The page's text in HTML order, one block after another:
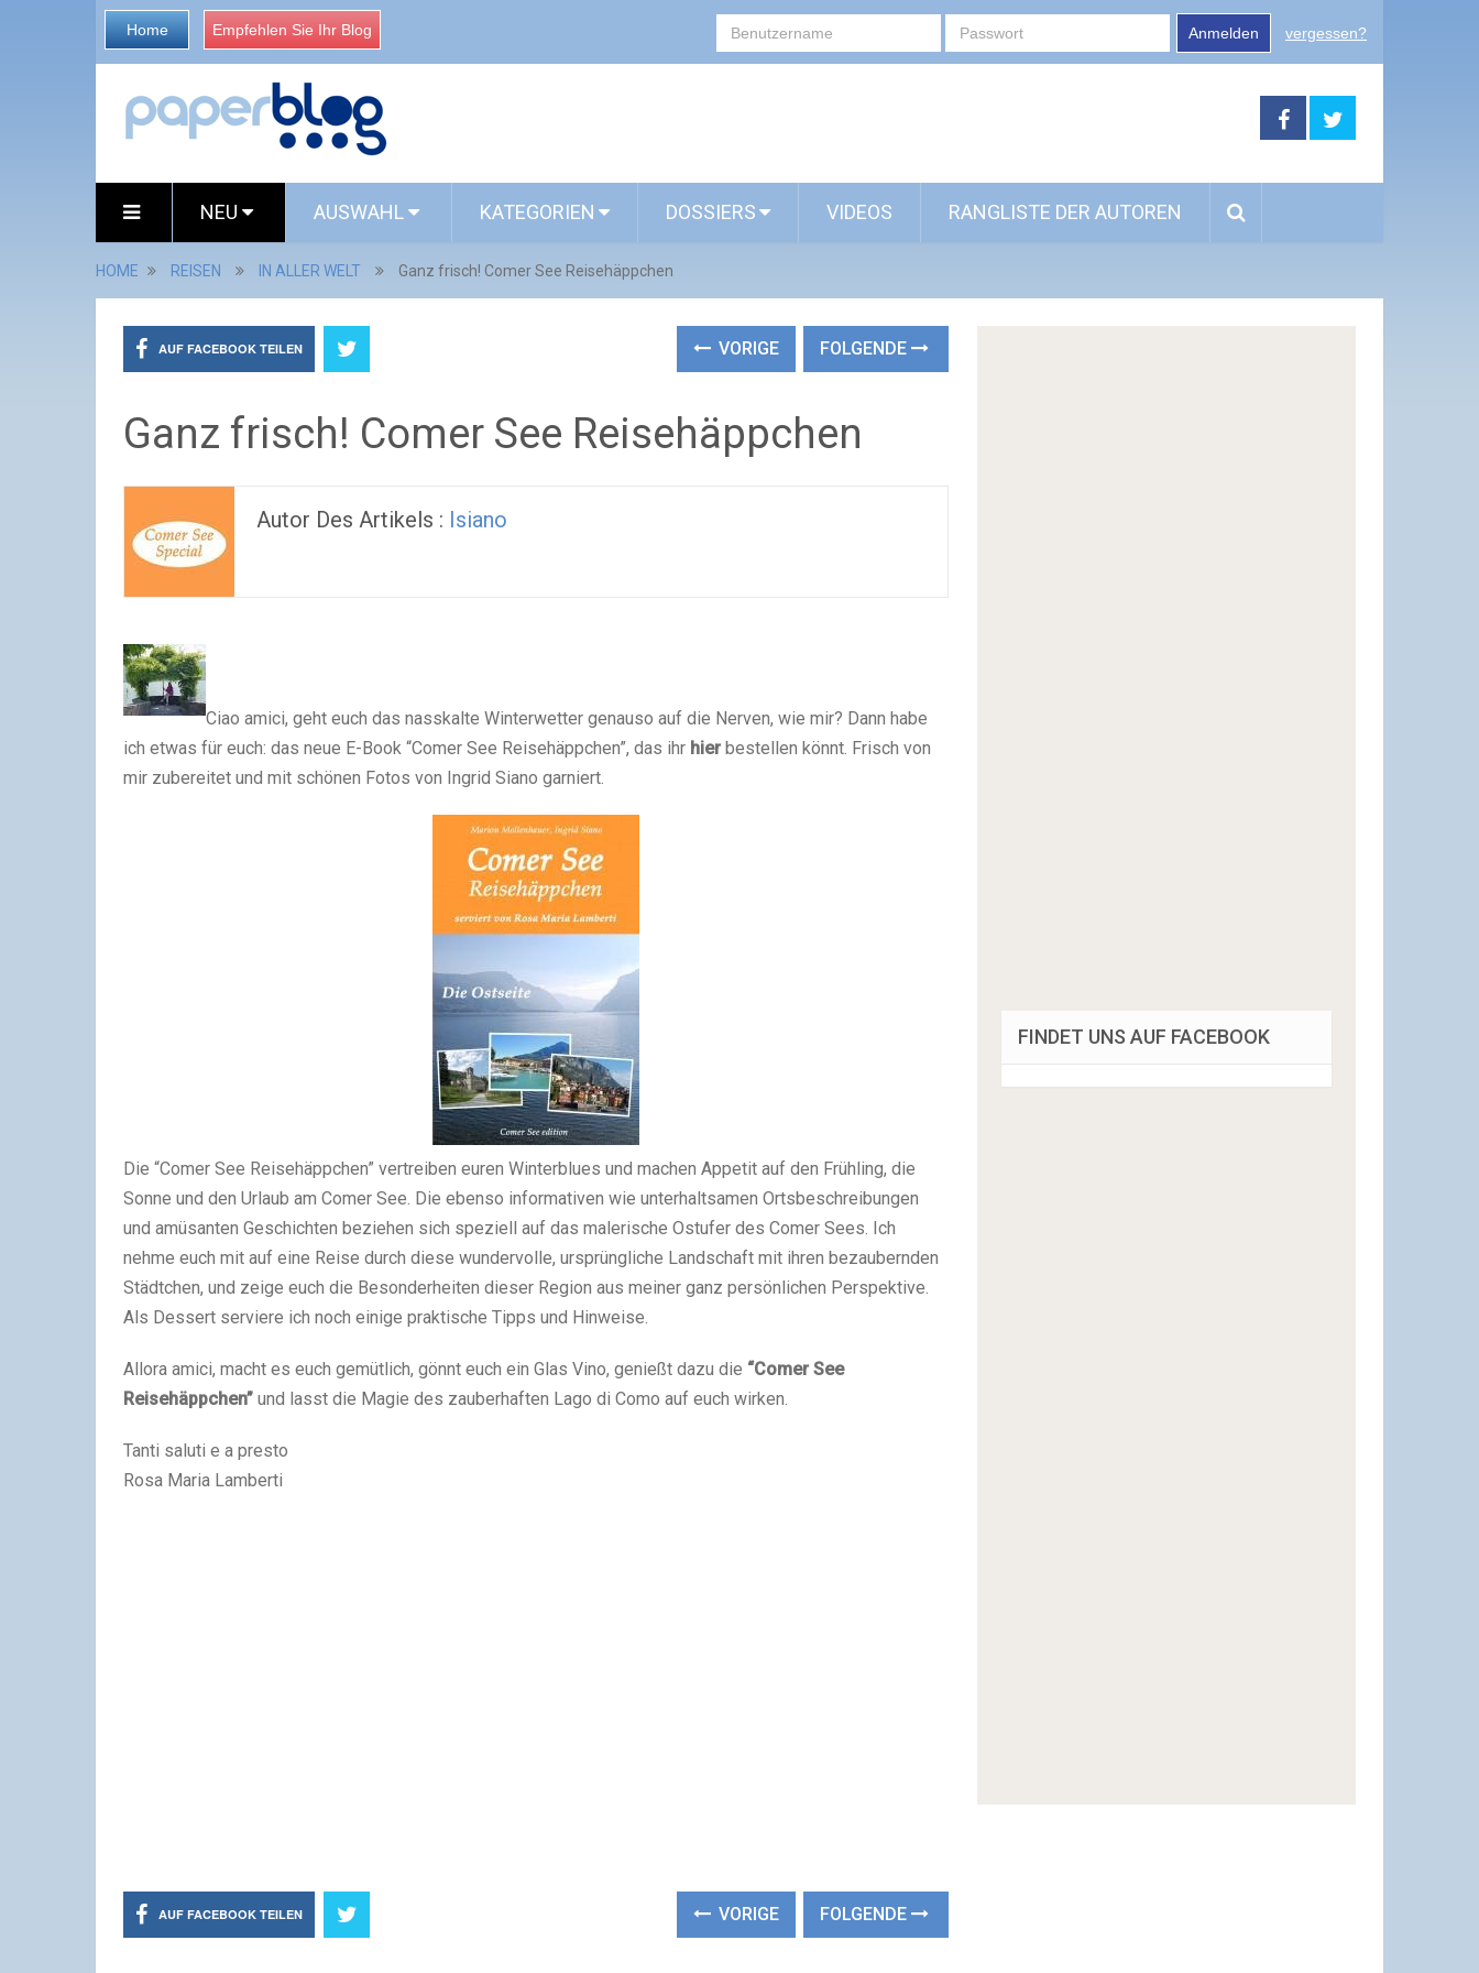
Home Empfehlen Sie Ihr Blog Anmelden vergessen?
NEU AUSWAHL KATEGORIEN DOSSIERS VIDEOS RANGLISTE DER AUTOREN
HOME REISEN IN ALLER WELT Ganz frisch! Comer See Reisehäppchen
AUF FACEBOOK TEILEN VORIGE FOLGENDE
Ganz frisch! Comer See Reisehäppchen
Autor Des Artikels : Isiano
Ciao amici, geht euch das nasskalte Winterwetter genauso auf die Nerven, wie mir? Dann habe
ich etwas für euch: das neue E-Book “Comer See Reisehäppchen”, das ihr hier bestellen könnt. Frisch von
mir zubereitet und mit schönen Fotos von Ingrid Siano garniert.
Die “Comer See Reisehäppchen” vertreiben euren Winterblues und machen Appetit auf den Frühling, die
Sonne und den Urlaub am Comer See. Die ebenso informativen wie unterhaltsamen Ortsbeschreibungen
und amüsanten Geschichten beziehen sich speziell auf das malerische Ostufer des Comer Sees. Ich
nehme euch mit auf eine Reise durch diese wundervolle, ursprüngliche Landschaft mit ihren bezaubernden
Städtchen, und zeige euch die Besonderheiten dieser Region aus meiner ganz persönlichen Perspektive.
Als Dessert serviere ich noch einige praktische Tipps und Hinweise.
Allora amici, macht es euch gemütlich, gönnt euch ein Glas Vino, genießt dazu die “Comer See
Reisehäppchen” und lasst die Magie des zauberhaften Lago di Como auf euch wirken.
Tanti saluti e a presto
Rosa Maria Lamberti
AUF FACEBOOK TEILEN VORIGE FOLGENDE
FINDET UNS AUF FACEBOOK